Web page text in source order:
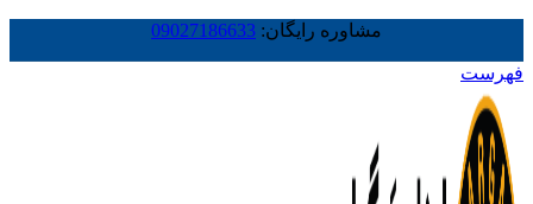
مشاوره رایگان: 09027186633
فهرست